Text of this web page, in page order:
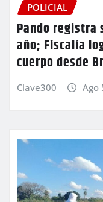
POLICIAL
Pando
año; Fiscalía
cuerpo desde
Clave300 Ago